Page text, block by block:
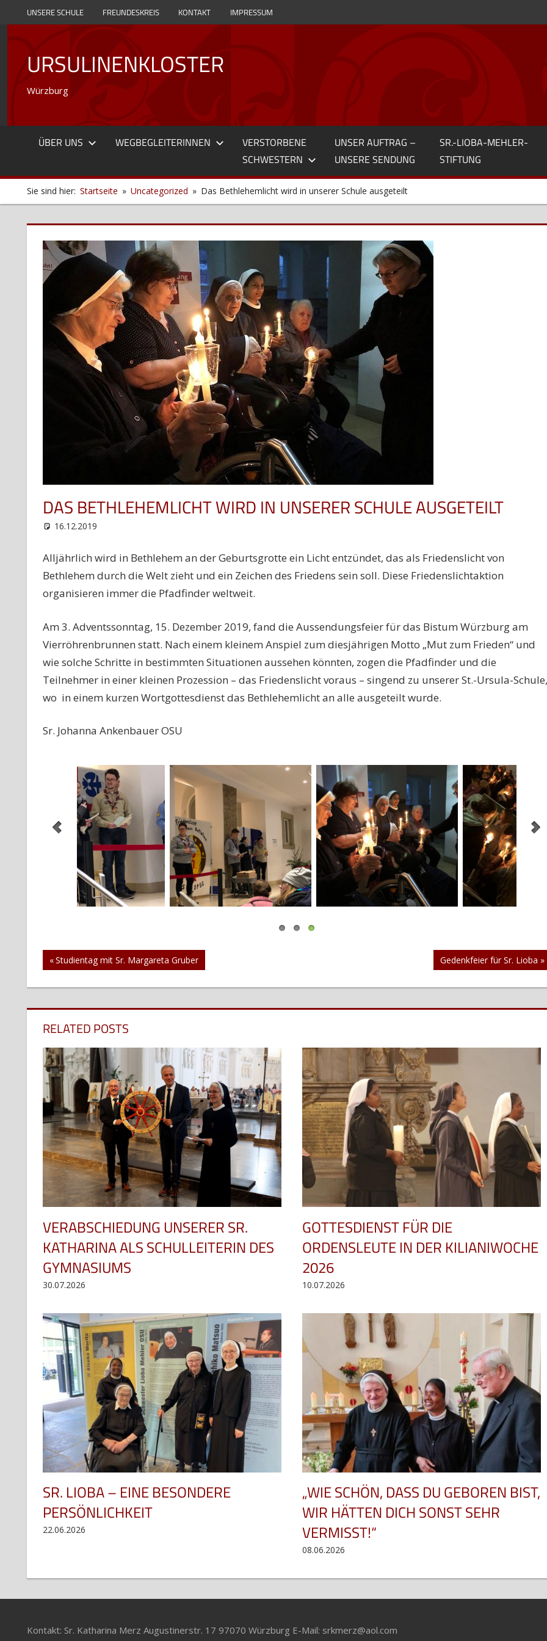
Inhalt
springen
UNSERE SCHULE FREUNDESKREIS KONTAKT IMPRESSUM
URSULINENKLOSTER
Würzburg
ÜBER UNS WEGBEGLEITERINNEN
VERSTORBENE
SCHWESTERN
UNSER AUFTRAG –
UNSERE SENDUNG
SR.-LIOBA-MEHLER-
STIFTUNG
Sie sind hier: Startseite Uncategorized Das Bethlehemlicht wird in unserer Schule ausgeteilt
DAS BETHLEHEMLICHT WIRD IN UNSERER SCHULE AUSGETEILT
16.12.2019
Alljährlich wird in Bethlehem an der Geburtsgrotte ein Licht entzündet, das als Friedenslicht von
Bethlehem durch die Welt zieht und ein Zeichen des Friedens sein soll. Diese Friedenslichtaktion
organisieren immer die Pfadfinder weltweit.
Am 3. Adventssonntag, 15. Dezember 2019, fand die Aussendungsfeier für das Bistum Würzburg am
Vierröhrenbrunnen statt. Nach einem kleinem Anspiel zum diesjährigen Motto „Mut zum Frieden“ und
wie solche Schritte in bestimmten Situationen aussehen könnten, zogen die Pfadfinder und die
Teilnehmer in einer kleinen Prozession – das Friedenslicht voraus – singend zu unserer St.-Ursula-Schule,
wo in einem kurzen Wortgottesdienst das Bethlehemlicht an alle ausgeteilt wurde.
Sr. Johanna Ankenbauer OSU
Beitragsnavigation
Vorheriger
Beitrag:
Studientag mit Sr. Margareta Gruber
Nächster
Beitrag:
Gedenkfeier für Sr. Lioba
RELATED POSTS
VERABSCHIEDUNG UNSERER SR.
KATHARINA ALS SCHULLEITERIN DES
GYMNASIUMS
30.07.2026
GOTTESDIENST FÜR DIE
ORDENSLEUTE IN DER KILIANIWOCHE
2026
10.07.2026
SR. LIOBA – EINE BESONDERE
PERSÖNLICHKEIT
22.06.2026
„WIE SCHÖN, DASS DU GEBOREN BIST,
WIR HÄTTEN DICH SONST SEHR
VERMISST!“
08.06.2026
Verabschiedung unserer Sr.
Katharina als Schulleiterin
des Gymnasiums
Gottesdienst
Ordensleute in
Kontakt: Sr. Katharina Merz Augustinerstr. 17 97070 Würzburg E-Mail: srkmerz@aol.com